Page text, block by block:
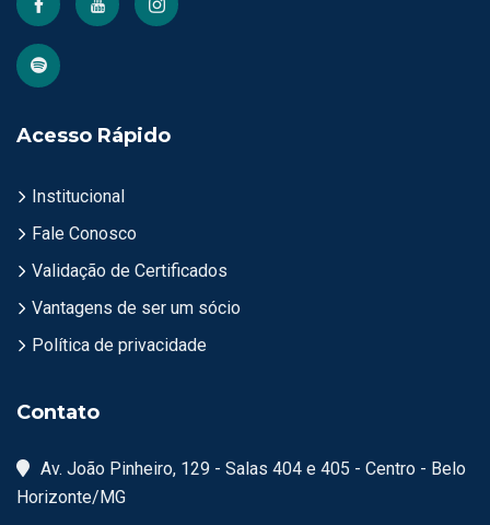
Acesso Rápido
Institucional
Fale Conosco
Validação de Certificados
Vantagens de ser um sócio
Política de privacidade
Contato
Av. João Pinheiro, 129 - Salas 404 e 405 - Centro - Belo
Horizonte/MG